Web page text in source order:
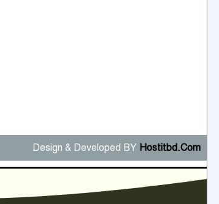
Design & Developed BY Hostitbd.Com